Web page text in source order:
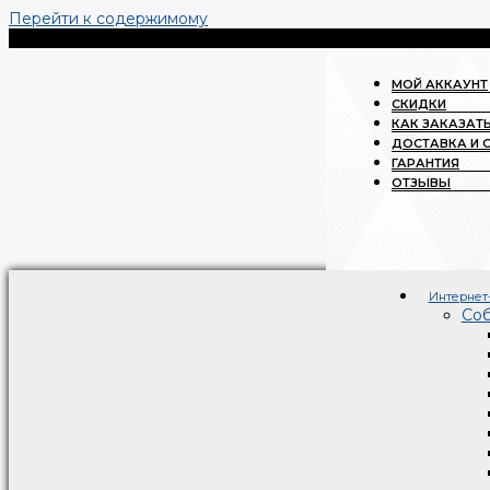
Перейти к содержимому
МОЙ АККАУНТ
СКИДКИ
КАК
ДОСТАВКА И
ГАРАНТИЯ
ОТЗЫВЫ